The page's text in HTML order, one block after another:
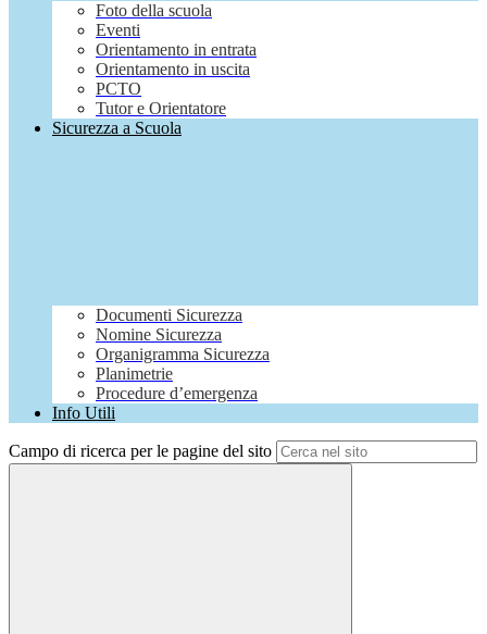
Foto della scuola
Eventi
Orientamento in entrata
Orientamento in uscita
PCTO
Tutor e Orientatore
Sicurezza a Scuola
Documenti Sicurezza
Nomine Sicurezza
Organigramma Sicurezza
Planimetrie
Procedure d’emergenza
Info Utili
Campo di ricerca per le pagine del sito